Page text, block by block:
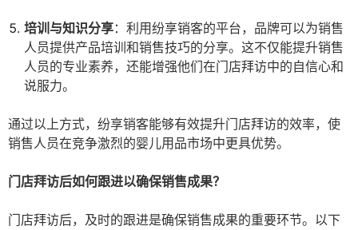
培训与知识分享：利用纷享销客的平台，品牌可以为销售
人员提供产品培训和销售技巧的分享。这不仅能提升销售
人员的专业素养，还能增强他们在门店拜访中的自信心和
说服力。
通过以上方式，纷享销客能够有效提升门店拜访的效率，使
销售人员在竞争激烈的婴儿用品市场中更具优势。
门店拜访后如何跟进以确保销售成果？
门店拜访后，及时的跟进是确保销售成果的重要环节。以下